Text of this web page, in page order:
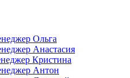
Ольга
Анастасия
Кристина
Антон